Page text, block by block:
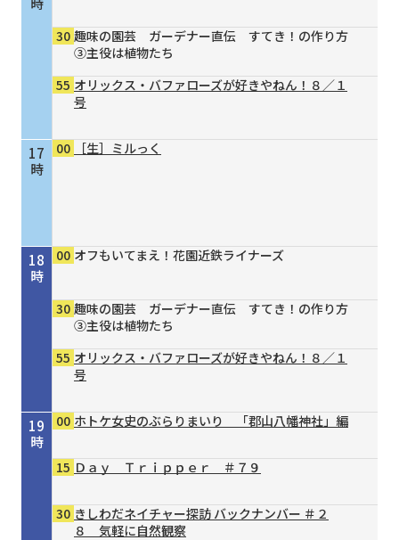
17
時
18
時
19
時
30 趣味の園芸 ガーデナー直伝 すてき！の作り方
③主役は植物たち
55 オリックス・バファローズが好きやねん！８／１
号
00 ［生］ミルっく
00 オフもいてまえ！花園近鉄ライナーズ
30 趣味の園芸 ガーデナー直伝 すてき！の作り方
③主役は植物たち
55 オリックス・バファローズが好きやねん！８／１
号
00 ホトケ女史のぶらりまいり 「郡山八幡神社」編
15 Ｄａｙ Ｔｒｉｐｐｅｒ ＃７９
30 きしわだネイチャー探訪 バックナンバー ＃２
８ 気軽に自然観察